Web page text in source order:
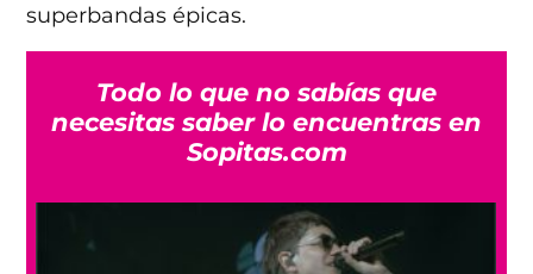
superbandas épicas.
Todo lo que no sabías que
necesitas saber lo encuentras en
Sopitas.com